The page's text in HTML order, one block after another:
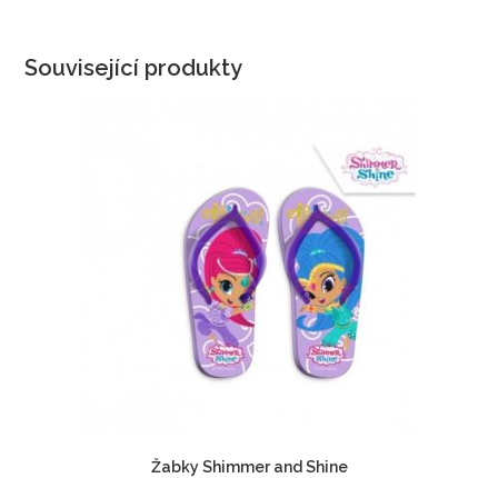
Související produkty
Žabky Shimmer and Shine